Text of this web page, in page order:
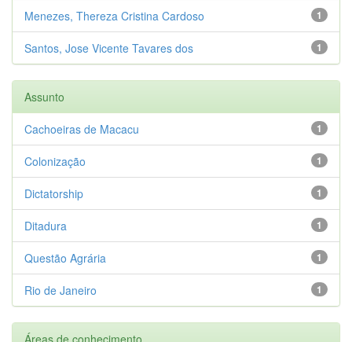
1
Menezes, Thereza Cristina Cardoso
1
Santos, Jose Vicente Tavares dos
Assunto
1
Cachoeiras de Macacu
1
Colonização
1
Dictatorship
1
Ditadura
1
Questão Agrária
1
Rio de Janeiro
Áreas de conhecimento